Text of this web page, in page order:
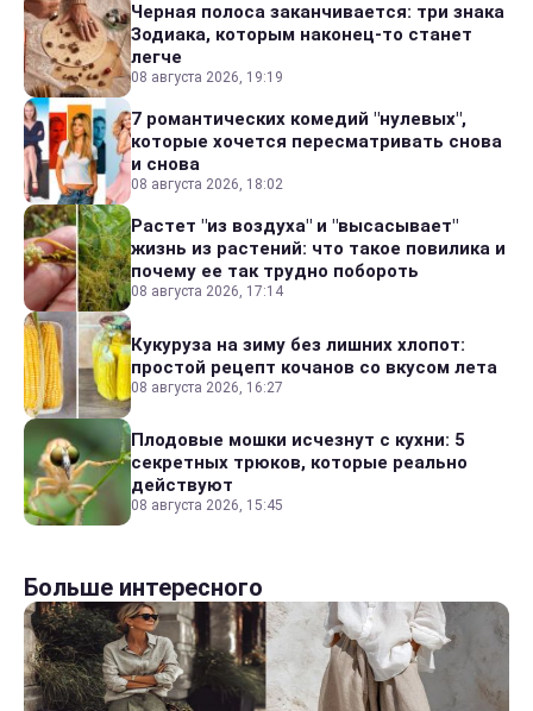
Черная полоса заканчивается: три знака
Зодиака, которым наконец-то станет
легче
08 августа 2026, 19:19
7 романтических комедий "нулевых",
которые хочется пересматривать снова
и снова
08 августа 2026, 18:02
Растет "из воздуха" и "высасывает"
жизнь из растений: что такое повилика и
почему ее так трудно побороть
08 августа 2026, 17:14
Кукуруза на зиму без лишних хлопот:
простой рецепт кочанов со вкусом лета
08 августа 2026, 16:27
Плодовые мошки исчезнут с кухни: 5
секретных трюков, которые реально
действуют
08 августа 2026, 15:45
Больше интересного